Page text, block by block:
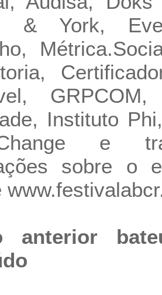
& York,
Instituto
e
sobre o
anterior